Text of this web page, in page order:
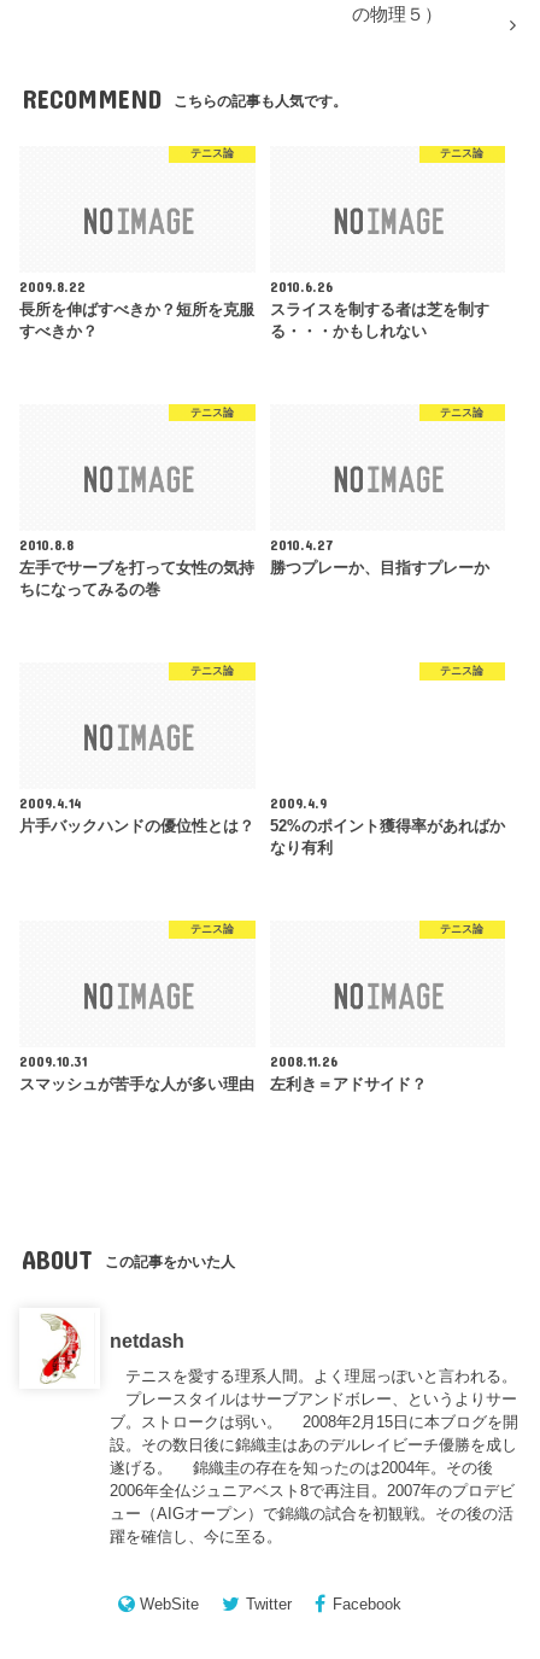
の物理５）
RECOMMEND こちらの記事も人気です。
テニス論
2009.8.22
長所を伸ばすべきか？短所を克服
すべきか？
テニス論
2010.6.26
スライスを制する者は芝を制す
る・・・かもしれない
テニス論
2010.8.8
左手でサーブを打って女性の気持
ちになってみるの巻
テニス論
2010.4.27
勝つプレーか、目指すプレーか
テニス論
2009.4.14
片手バックハンドの優位性とは？
テニス論
2009.4.9
52%のポイント獲得率があればか
なり有利
テニス論
2009.10.31
スマッシュが苦手な人が多い理由
テニス論
2008.11.26
左利き＝アドサイド？
ABOUT この記事をかいた人
netdash
テニスを愛する理系人間。よく理屈っぽいと言われる。
プレースタイルはサーブアンドボレー、というよりサー
ブ。ストロークは弱い。 2008年2月15日に本ブログを開
設。その数日後に錦織圭はあのデルレイビーチ優勝を成し
遂げる。 錦織圭の存在を知ったのは2004年。その後
2006年全仏ジュニアベスト8で再注目。2007年のプロデビ
ュー（AIGオープン）で錦織の試合を初観戦。その後の活
躍を確信し、今に至る。
WebSite Twitter Facebook